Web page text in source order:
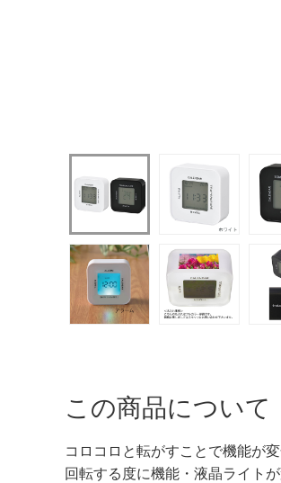
この商品について
コロコロと転がすことで機能が
回転する度に機能・液晶ライト